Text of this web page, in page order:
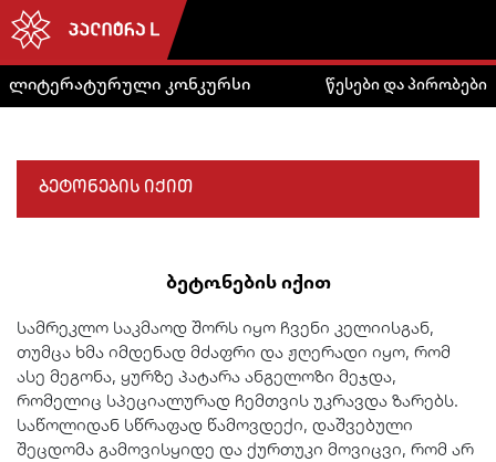
ლიტერატურული კონკურსი წესები და პირობები
ბეტონების იქით
ბეტონების იქით
სამრეკლო საკმაოდ შორს იყო ჩვენი კელიისგან,
თუმცა ხმა იმდენად მძაფრი და ჟღერადი იყო, რომ
ასე მეგონა, ყურზე პატარა ანგელოზი მეჯდა,
რომელიც სპეციალურად ჩემთვის უკრავდა ზარებს.
საწოლიდან სწრაფად წამოვდექი, დაშვებული
შეცდომა გამოვისყიდე და ქურთუკი მოვიცვი, რომ არ